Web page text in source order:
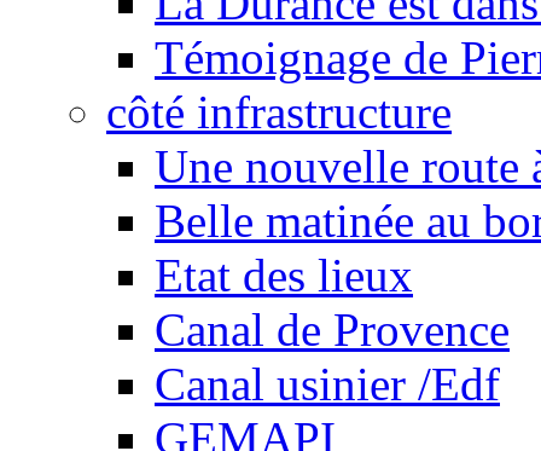
Témoignage de
côté infrastructure
Une nouvelle route
Belle matinée au
Etat des lieux
Canal de Provence
Canal usinier /Edf
GEMAPI